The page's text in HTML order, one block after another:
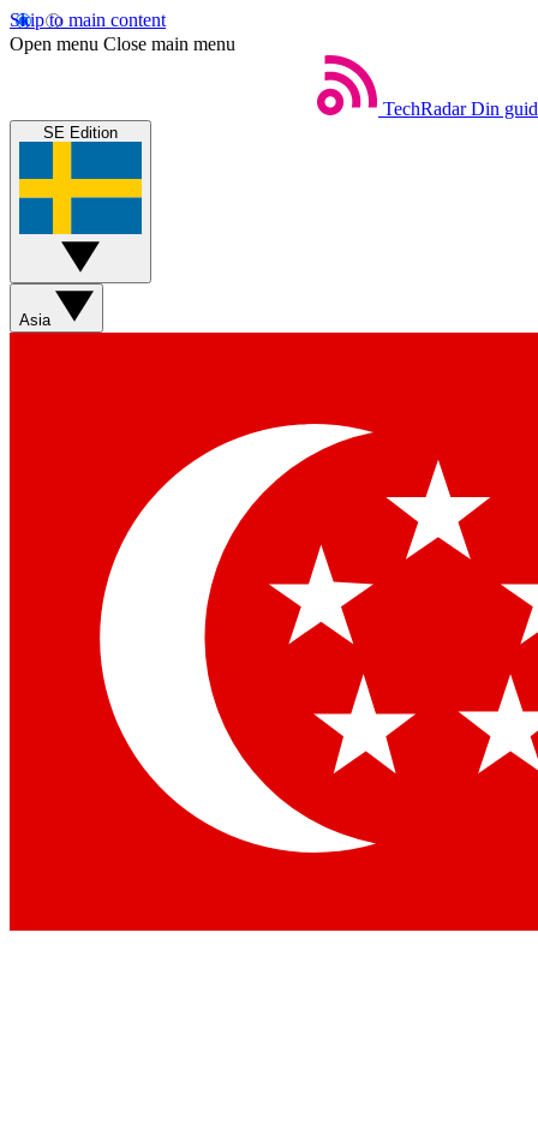
Skip to main content
Open menu Close main menu
TechRadar Din
SE Edition
Asia